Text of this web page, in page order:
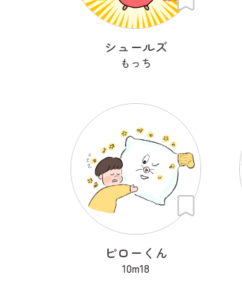
シュールズ
もっち
ピローくん
10m18